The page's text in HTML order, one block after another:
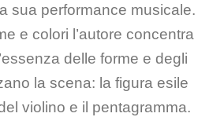
sua performance musicale.
e colori l’autore concentra
delle forme e degli
la scena: la figura esile
violino e il pentagramma.